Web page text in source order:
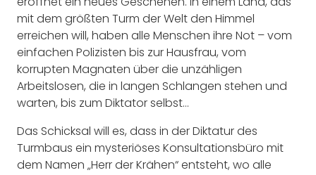
mit dem größten Turm der Welt den Himmel
erreichen will, haben alle Menschen ihre Not – vom
einfachen Polizisten bis zur Hausfrau, vom
korrupten Magnaten über die unzähligen
Arbeitslosen, die in langen Schlangen stehen und
warten, bis zum Diktator selbst…
Das Schicksal will es, dass in der Diktatur des
Turmbaus ein mysteriöses Konsultationsbüro mit
dem Namen „Herr der Krähen“ entsteht, wo alle